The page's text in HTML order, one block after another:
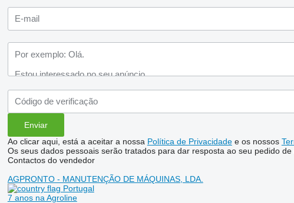
Ao clicar aqui, está a aceitar a nossa Política de Privacidadee os nossos
Os seus dados pessoais serão tratados para dar resposta ao seu pedido de
Contactos do vendedor
AGPRONTO - MANUTENÇÃO DE MÁQUINAS, LDA.
Portugal
7 anos na Agroline